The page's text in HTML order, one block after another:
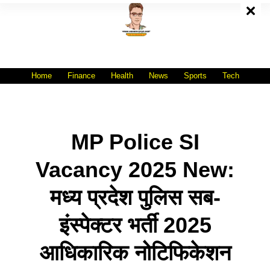
Home Finance Health News Sports Tech
MP Police SI
Vacancy 2025 New:
मध्य प्रदेश पुलिस सब-
इंस्पेक्टर भर्ती 2025
आधिकारिक नोटिफिकेशन